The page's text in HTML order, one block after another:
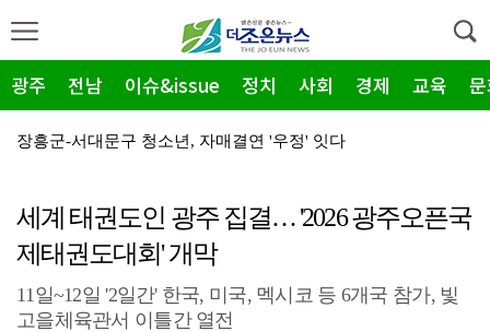
광주 전남 이슈&issue 정치 사회 경제 교육
장흥군-서대문구 청소년, 자매결연 '우정' 잇다
장흥군, 폭염·가뭄 '긴급 대책회의' 개최... "피해…
광주지방보훈청, 백범 김구 150주년: 청렴·적극행정 …
전남광주특별시, 해남 '400MW 태양광' 착공…SK하…
세계 태권도인 광주 집결… '2026 광주오픈국
제태권도대회' 개막
11일~12일 '2일간' 한국, 미국, 멕시코 등 6개국 참가, 빛
고을체육관서 이틀간 열전